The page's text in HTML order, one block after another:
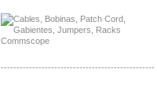
-------------------------------------------------